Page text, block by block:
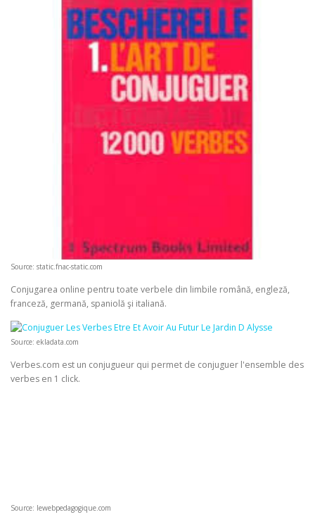
Source: static.fnac-static.com
Conjugarea online pentru toate verbele din limbile română, engleză,
franceză, germană, spaniolă şi italiană.
Source: ekladata.com
Verbes.com est un conjugueur qui permet de conjuguer l'ensemble des
verbes en 1 click.
Source: lewebpedagogique.com